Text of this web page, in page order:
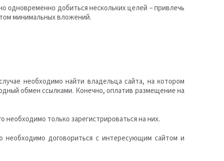
одновременно добиться нескольких целей – привлечь
минимальных вложений.
необходимо найти владельца сайта, на котором
обмен ссылками. Конечно, оплатив размещение на
только зарегистрироваться на них.
договориться с интересующим сайтом и